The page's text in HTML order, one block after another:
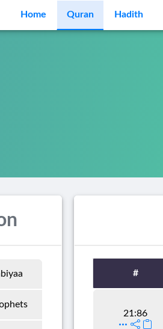
Home Quran Hadith
#
21:86